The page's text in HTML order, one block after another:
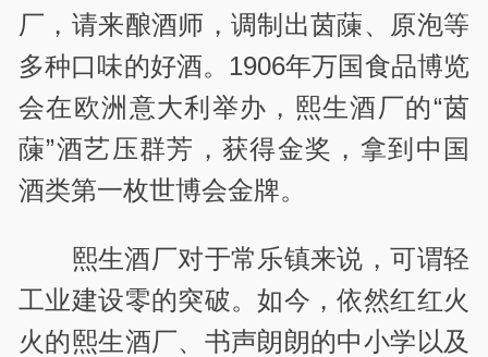
厂，请来酿酒师，调制出茵蔯、原泡等
多种口味的好酒。1906年万国食品博览
会在欧洲意大利举办，熙生酒厂的“茵
蔯”酒艺压群芳，获得金奖，拿到中国
酒类第一枚世博会金牌。
熙生酒厂对于常乐镇来说，可谓轻
工业建设零的突破。如今，依然红红火
火的熙生酒厂、书声朗朗的中小学以及